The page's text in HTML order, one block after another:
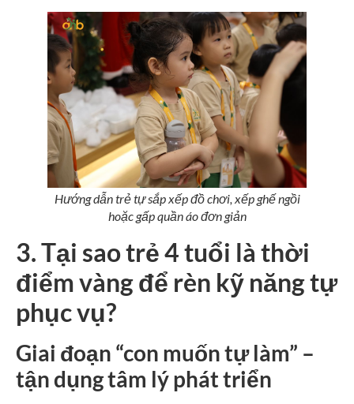
Hướng dẫn trẻ tự sắp xếp đồ chơi, xếp ghế ngồi
hoặc gấp quần áo đơn giản
3. Tại sao trẻ 4 tuổi là thời
điểm vàng để rèn kỹ năng tự
phục vụ?
Giai đoạn “con muốn tự làm” –
tận dụng tâm lý phát triển